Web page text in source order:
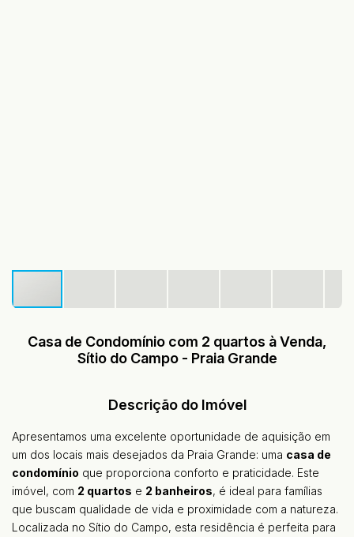
Casa de Condomínio com 2 quartos à Venda,
Sítio do Campo - Praia Grande
Descrição do Imóvel
Apresentamos uma excelente oportunidade de aquisição em
um dos locais mais desejados da Praia Grande: uma casa de
condomínio que proporciona conforto e praticidade. Este
imóvel, com 2 quartos e 2 banheiros, é ideal para famílias
que buscam qualidade de vida e proximidade com a natureza.
Localizada no Sítio do Campo, esta residência é perfeita para